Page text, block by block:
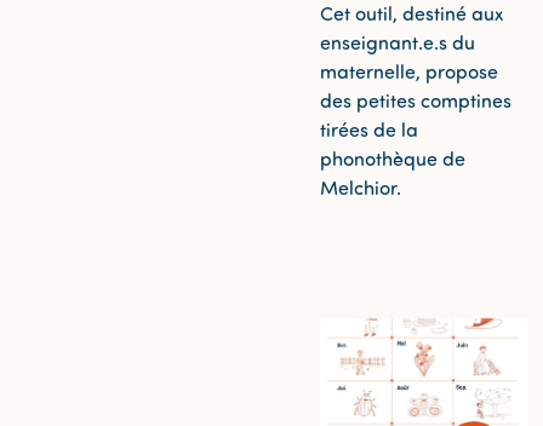
Cet outil, destiné aux
enseignant.e.s du
maternelle, propose
des petites comptines
tirées de la
phonothèque de
Melchior.